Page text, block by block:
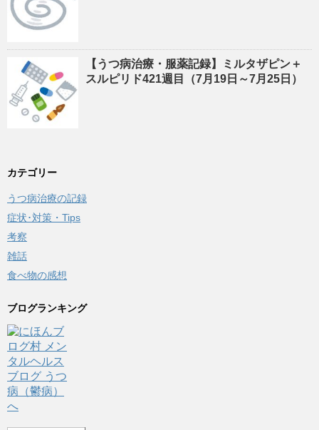
【うつ病治療・服薬記録】ミルタザピン＋
スルピリド421週目（7月19日～7月25日）
カテゴリー
うつ病治療の記録
症状･対策・Tips
考察
雑話
食べ物の感想
ブログランキング